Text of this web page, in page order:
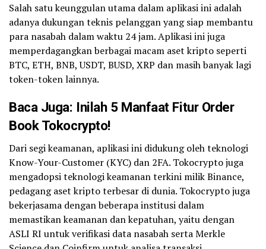
Salah satu keunggulan utama dalam aplikasi ini adalah
adanya dukungan teknis pelanggan yang siap membantu
para nasabah dalam waktu 24 jam. Aplikasi ini juga
memperdagangkan berbagai macam aset kripto seperti
BTC, ETH, BNB, USDT, BUSD, XRP dan masih banyak lagi
token-token lainnya.
Baca Juga: Inilah 5 Manfaat Fitur Order
BookTokocrypto!
Dari segi keamanan, aplikasi ini didukung oleh teknologi
Know-Your-Customer (KYC) dan 2FA. Tokocrypto juga
mengadopsi teknologi keamanan terkini milik Binance,
pedagang aset kripto terbesar di dunia. Tokocrypto juga
bekerjasama dengan beberapa institusi dalam
memastikan keamanan dan kepatuhan, yaitu dengan
ASLI RI untuk verifikasi data nasabah serta Merkle